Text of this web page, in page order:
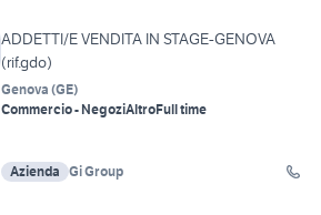
ADDETTI/E VENDITA IN STAGE-GENOVA
(rif.gdo)
Genova (GE)
Commercio - NegoziAltroFull time
Azienda Gi Group